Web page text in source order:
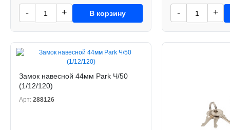
- + В корзину - +
Замок навесной 44мм Park Ч/50
(1/12/120)
Арт: 288126